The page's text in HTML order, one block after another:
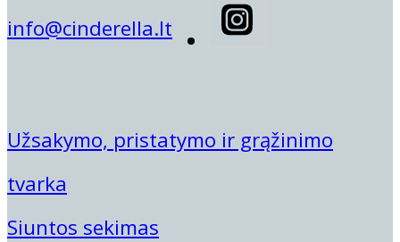
info@cinderella.lt
Užsakymo, pristatymo ir grąžinimo
tvarka
Siuntos sekimas